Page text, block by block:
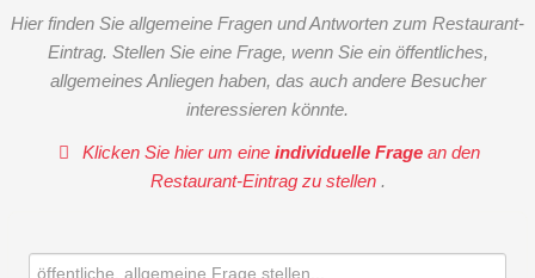
Hier finden Sie allgemeine Fragen und Antworten zum Restaurant-
Eintrag. Stellen Sie eine Frage, wenn Sie ein öffentliches,
allgemeines Anliegen haben, das auch andere Besucher
interessieren könnte.
Klicken Sie hier um eineindividuelle Frage an den
Restaurant-Eintrag zu stellen .